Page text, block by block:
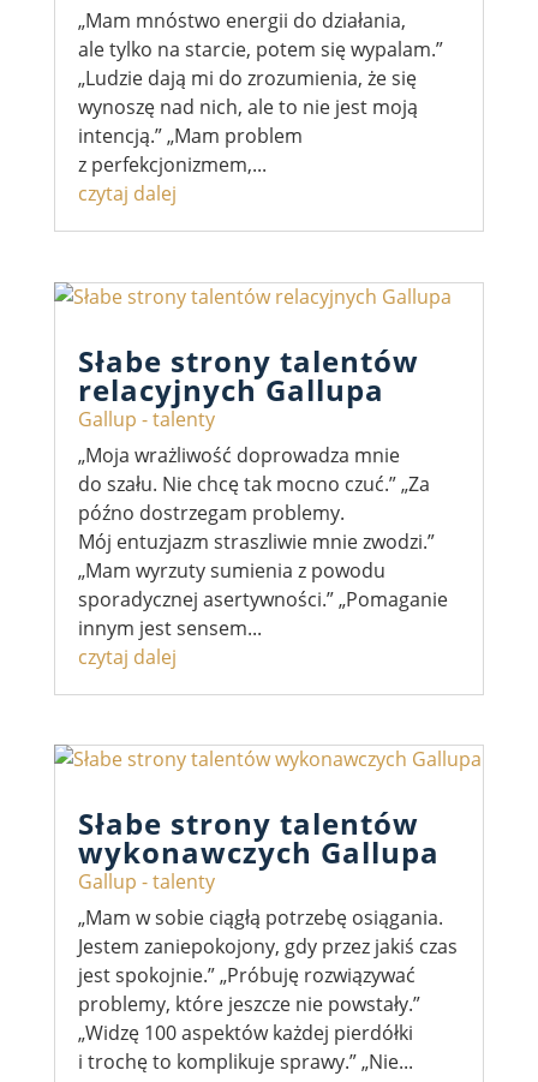
„Mam mnóstwo energii do działania,
ale tylko na starcie, potem się wypalam.”
„Ludzie dają mi do zrozumienia, że się
wynoszę nad nich, ale to nie jest moją
intencją.” „Mam problem
z perfekcjonizmem,...
czytaj dalej
Słabe strony talentów
relacyjnych Gallupa
Gallup - talenty
„Moja wrażliwość doprowadza mnie
do szału. Nie chcę tak mocno czuć.” „Za
późno dostrzegam problemy.
Mój entuzjazm straszliwie mnie zwodzi.”
„Mam wyrzuty sumienia z powodu
sporadycznej asertywności.” „Pomaganie
innym jest sensem...
czytaj dalej
Słabe strony talentów
wykonawczych Gallupa
Gallup - talenty
„Mam w sobie ciągłą potrzebę osiągania.
Jestem zaniepokojony, gdy przez jakiś czas
jest spokojnie.” „Próbuję rozwiązywać
problemy, które jeszcze nie powstały.”
„Widzę 100 aspektów każdej pierdółki
i trochę to komplikuje sprawy.” „Nie...